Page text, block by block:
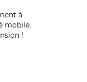
à
mobile.
!